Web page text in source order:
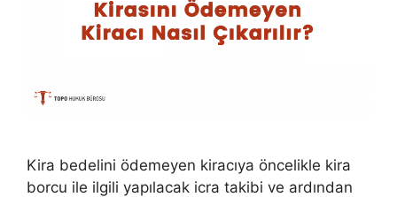
Kira bedelini ödemeyen kiracıya öncelikle kira
borcu ile ilgili yapılacak icra takibi ve ardından